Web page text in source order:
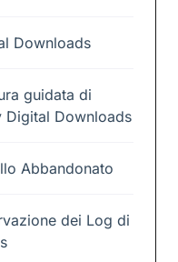
Downloads
guidata di
Digital Downloads
Abbandonato
dei Log di